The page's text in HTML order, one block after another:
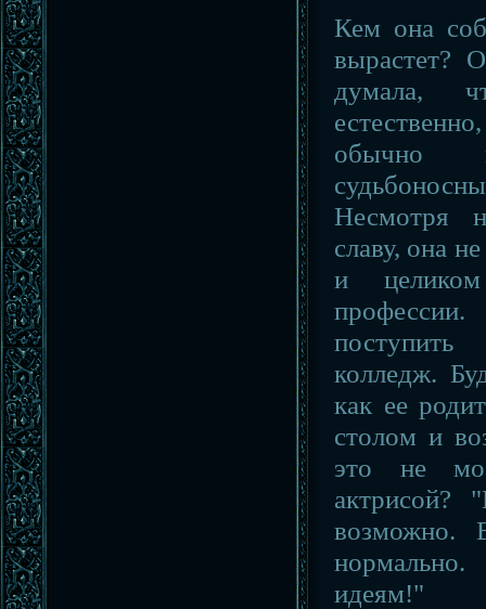
Кем она
вырастет?
думала,
обычно
Несмотря
славу, она
и целиком
колледж.
как ее
столом и
это не
актрисой?
возможно.
идеям!"